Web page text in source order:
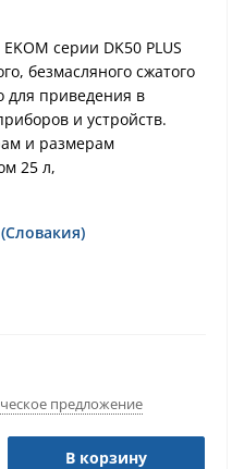
серии DK50 PLUS
безмасляного сжатого
для приведения в
и устройств.
и размерам
25 л,
предложение
В корзину